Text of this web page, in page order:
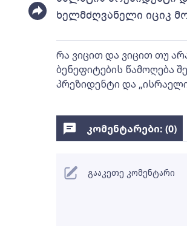
ხელმძღვანელი იციკ
რა ვიცით და ვიცით თუ
ბენეფიტების წამოღება
პრეზიდენტი და
კომენტარები: (0)
გააკეთე კომენტარი